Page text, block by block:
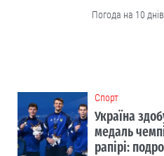
Погода на 10 днів
Cпорт
Україна
медаль
рапірі: